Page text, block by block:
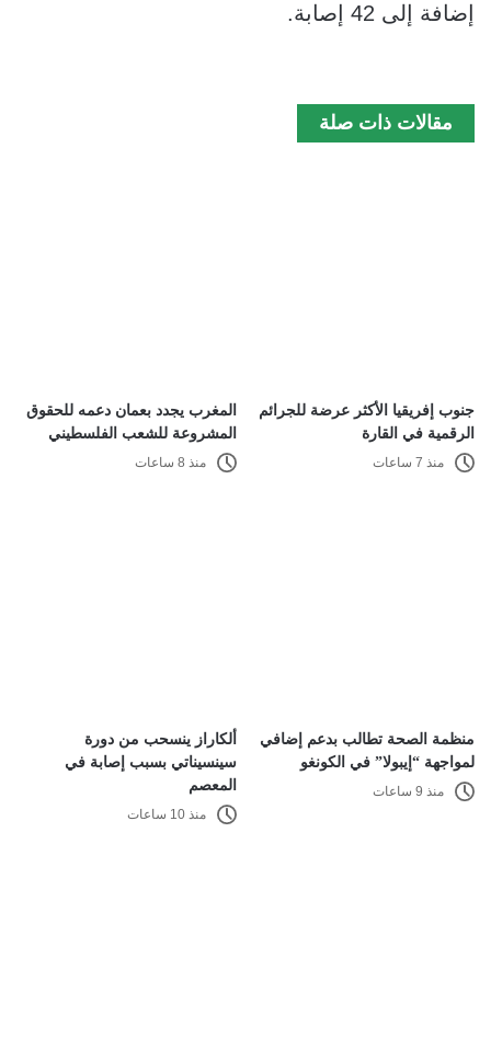
إضافة إلى 42 إصابة.
مقالات ذات صلة
جنوب إفريقيا الأكثر عرضة للجرائم
الرقمية في القارة
منذ 7 ساعات
المغرب يجدد بعمان دعمه للحقوق
المشروعة للشعب الفلسطيني
منذ 8 ساعات
منظمة الصحة تطالب بدعم إضافي
لمواجهة “إيبولا” في الكونغو
منذ 9 ساعات
ألكاراز ينسحب من دورة
سينسيناتي بسبب إصابة في
المعصم
منذ 10 ساعات